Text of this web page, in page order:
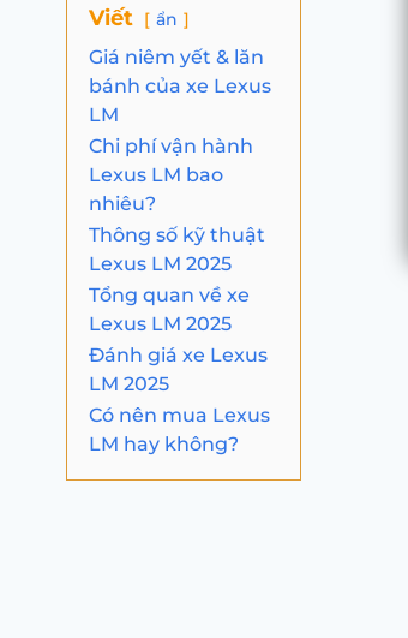
Viết
ẩn
Giá niêm yết & lăn
bánh của xe Lexus
LM
Chi phí vận hành
Lexus LM bao
nhiêu?
Thông số kỹ thuật
Lexus LM 2025
Tổng quan về xe
Lexus LM 2025
Đánh giá xe Lexus
LM 2025
Có nên mua Lexus
LM hay không?